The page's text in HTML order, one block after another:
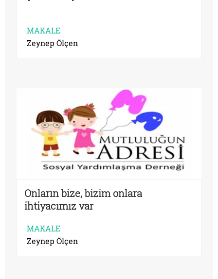
MAKALE
Zeynep Ölçen
Onların bize, bizim onlara
ihtiyacımız var
MAKALE
Zeynep Ölçen